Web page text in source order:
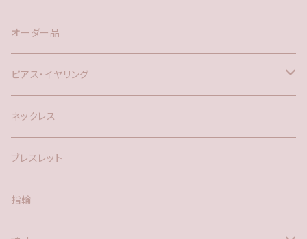
オーダー品
ピアス・イヤリング
silver925
アメリカン
ポスト
ネックレス
ブレスレット
指輪